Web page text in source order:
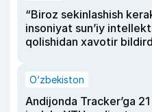
“Biroz sekinlashish
insoniyat sun’iy
qolishidan xavotir
O‘zbekiston
Andijonda Tracker’ga